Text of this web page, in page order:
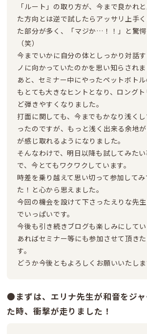
「ルート」の取り方が、今まで良かれ
た方向とは逆で試したらアッサリ上手
た部分が多く、「マジか…！！」と驚愕
（笑）
今までいかに自分の体としっかり対話
ノに向かっていたのかを思い知らされま
あと、セミナー中にやったペットボト
もとても大きなヒントとなり、ロング
ど弾きやすくなりました。
打面に関しても、今までもかなり浅く
ったのですが、もっと浅く出来る余地
が感じ取れるようになりました。
そんなわけで、明日以降も試してみた
で、今とてもワクワクしています。
時差を乗り越えて思い切って参加して
た！と心から思えました。
今回の機会を設けて下さったえりな先
でいっぱいです。
今後も引き続きブログも楽しみにして
あればセミナー等にも参加させて頂き
す。
どうか今後ともよろしくお願いいたしま
●まずは、エリナ先生が和音をジ
た時、衝撃が走りました！